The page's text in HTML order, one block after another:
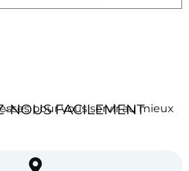
NOUS FACILEMENT
pour vous servir au mieux